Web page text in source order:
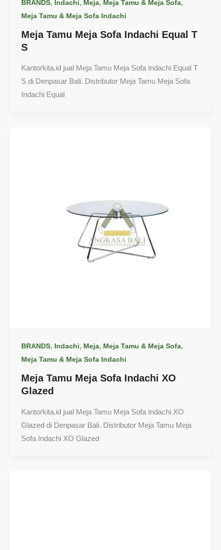
BRANDS, Indachi, Meja, Meja Tamu & Meja Sofa,
Meja Tamu & Meja Sofa Indachi
Meja Tamu Meja Sofa Indachi Equal T
S
Kantorkita.id jual Meja Tamu Meja Sofa Indachi Equal T
S di Denpasar Bali. Distributor Meja Tamu Meja Sofa
Indachi Equal
BRANDS, Indachi, Meja, Meja Tamu & Meja Sofa,
Meja Tamu & Meja Sofa Indachi
Meja Tamu Meja Sofa Indachi XO
Glazed
Kantorkita.id jual Meja Tamu Meja Sofa Indachi XO
Glazed di Denpasar Bali. Distributor Meja Tamu Meja
Sofa Indachi XO Glazed